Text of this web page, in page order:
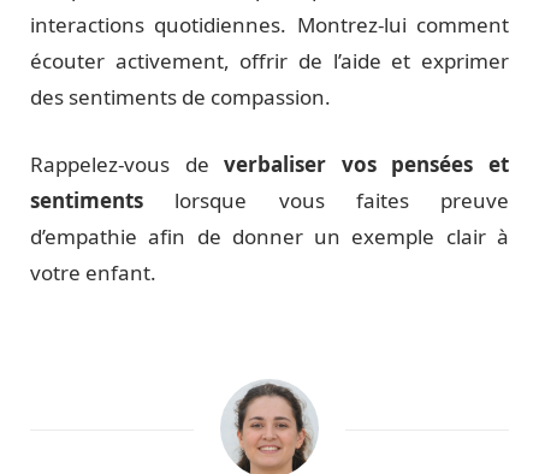
interactions quotidiennes. Montrez-lui comment
écouter activement, offrir de l’aide et exprimer
des sentiments de compassion.
Rappelez-vous deverbaliser vos pensées et
sentiments lorsque vous faites preuve
d’empathie afin de donner un exemple clair à
votre enfant.